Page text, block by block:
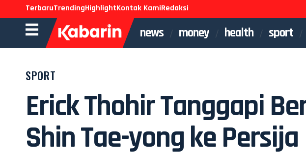
TerbaruTrendingHighlightKontak KamiRedaksi
news money health sport
SPORT
Erick Thohir Tanggapi
Shin Tae-yong ke Persija